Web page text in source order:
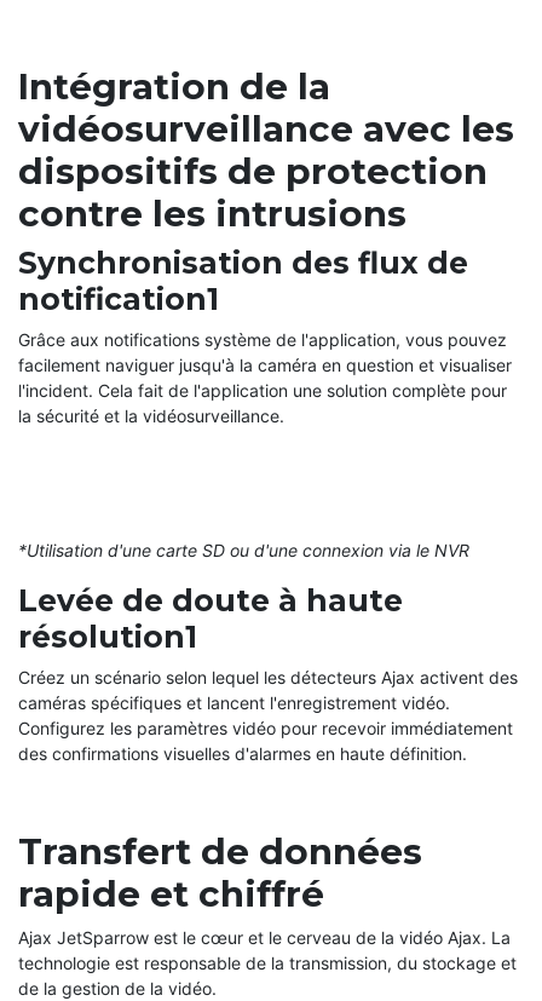
Intégration de la
vidéosurveillance avec les
dispositifs de protection
contre les intrusions
Synchronisation des flux de
notification1
Grâce aux notifications système de l'application, vous pouvez
facilement naviguer jusqu'à la caméra en question et visualiser
l'incident. Cela fait de l'application une solution complète pour
la sécurité et la vidéosurveillance.
*Utilisation d'une carte SD ou d'une connexion via le NVR
Levée de doute à haute
résolution1
Créez un scénario selon lequel les détecteurs Ajax activent des
caméras spécifiques et lancent l'enregistrement vidéo.
Configurez les paramètres vidéo pour recevoir immédiatement
des confirmations visuelles d'alarmes en haute définition.
Transfert de données
rapide et chiffré
Ajax JetSparrow est le cœur et le cerveau de la vidéo Ajax. La
technologie est responsable de la transmission, du stockage et
de la gestion de la vidéo.